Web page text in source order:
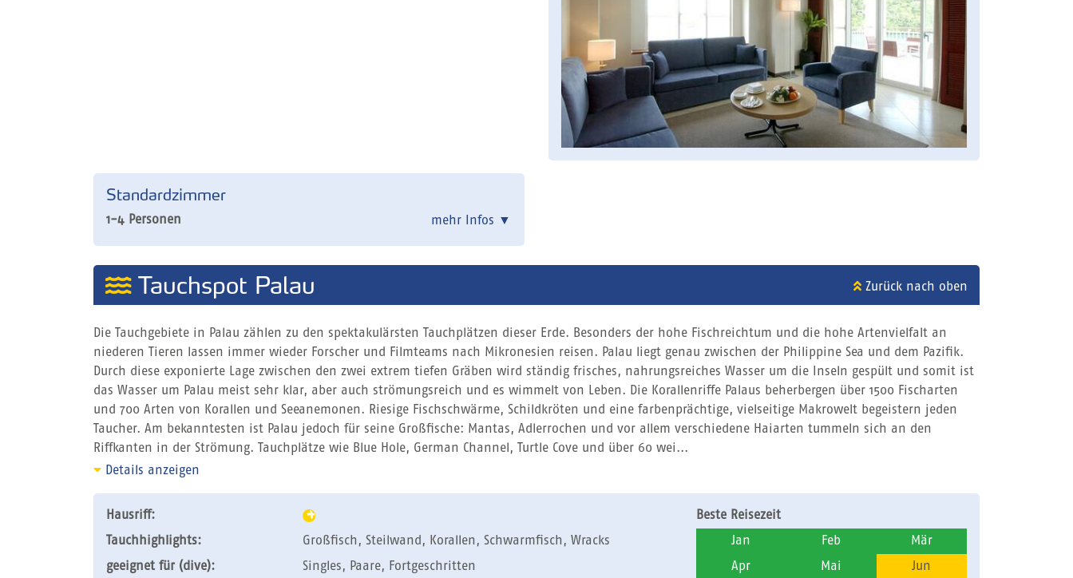
Standardzimmer
1-4 Personen mehr Infos ▼
Tauchspot Palau Zurück nach oben
Die Tauchgebiete in Palau zählen zu den spektakulärsten Tauchplätzen dieser Erde. Besonders der hohe Fischreichtum und die hohe Artenvielfalt an
niederen Tieren lassen immer wieder Forscher und Filmteams nach Mikronesien reisen. Palau liegt genau zwischen der Philippine Sea und dem Pazifik.
Durch diese exponierte Lage zwischen den zwei extrem tiefen Gräben wird ständig frisches, nahrungsreiches Wasser um die Inseln gespült und somit ist
das Wasser um Palau meist sehr klar, aber auch strömungsreich und es wimmelt von Leben. Die Korallenriffe Palaus beherbergen über 1500 Fischarten
und 700 Arten von Korallen und Seeanemonen. Riesige Fischschwärme, Schildkröten und eine farbenprächtige, vielseitige Makrowelt begeistern jeden
Taucher. Am bekanntesten ist Palau jedoch für seine Großfische: Mantas, Adlerrochen und vor allem verschiedene Haiarten tummeln sich an den
Riffkanten in der Strömung. Tauchplätze wie Blue Hole, German Channel, Turtle Cove und über 60 wei...
Details anzeigen
Hausriff:
Tauchhighlights:
Großfisch, Steilwand, Korallen, Schwarmfisch, Wracks
geeignet für (dive):
Singles, Paare, Fortgeschritten
Beste Reisezeit
Jan
Feb
Mär
Apr
Mai
Jun